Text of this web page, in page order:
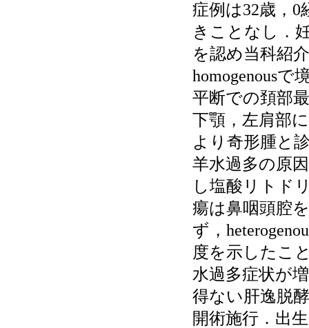
症例は32歳，0
きことなし．
を認め当科紹
homogenousで
平断での頚部
下顎，左肩部
より奇形腫と
羊水過多の原
し塩酸リトド
瘍は鼻咽頭腔
ず，
度を示したこ
水過多症状が
得ない肝逸脱
開術施行．出